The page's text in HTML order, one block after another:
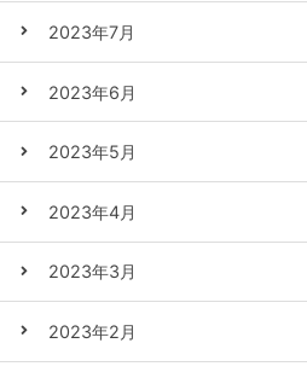
2023年7月
2023年6月
2023年5月
2023年4月
2023年3月
2023年2月